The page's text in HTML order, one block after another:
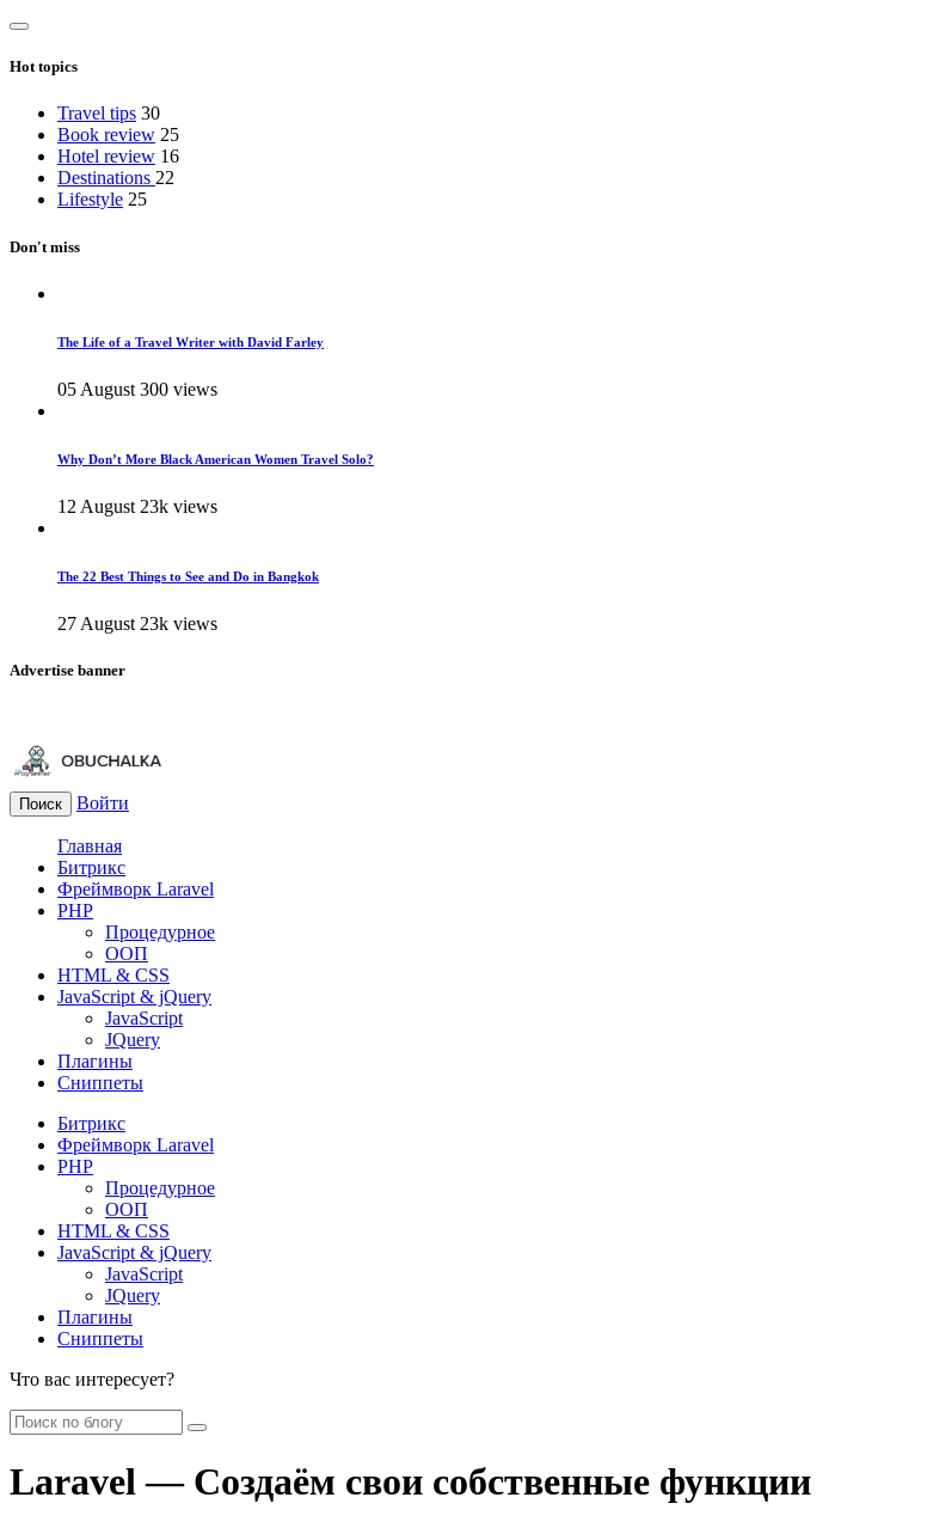
Hot topics
Travel tips 30
Book review 25
Hotel review 16
Destinations 22
Lifestyle 25
Don't miss
The Life of a Travel Writer with David Farley
05 August 300 views
Why Don’t More Black American Women Travel Solo?
12 August 23k views
The 22 Best Things to See and Do in Bangkok
27 August 23k views
Advertise banner
Поиск Войти
Главная
Битрикс
Фреймворк Laravel
PHP
Процедурное
ООП
HTML & CSS
JavaScript & jQuery
JavaScript
JQuery
Плагины
Сниппеты
Битрикс
Фреймворк Laravel
PHP
Процедурное
ООП
HTML & CSS
JavaScript & jQuery
JavaScript
JQuery
Плагины
Сниппеты
Что вас интересует?
Laravel — Создаём свои собственные функции